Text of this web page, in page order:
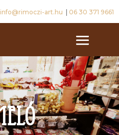
info@rimoczi-art.hu 06 30 371 9661